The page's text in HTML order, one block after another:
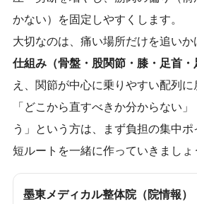
かない）を固定しやすくします。
大切なのは、痛い場所だけを追いか
仕組み（骨盤・股関節・膝・足首・
え、関節が中心に乗りやすい配列に
「どこから直すべきか分からない
う」という方は、まず負担の集中
短ルートを一緒に作っていきましょ
墨東メディカル整体院（院情報）